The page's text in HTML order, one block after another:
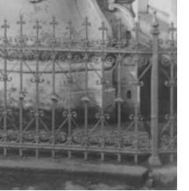
Reinerovy
fresky
fresky v
fresky